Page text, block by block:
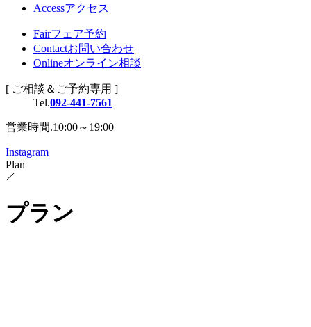
Accessアクセス
Fairフェア予約
Contactお問い合わせ
Onlineオンライン相談
[ ご相談＆ご予約専用 ]
Tel.092-441-7561
営業時間.10:00～19:00
Instagram
Plan
プラン